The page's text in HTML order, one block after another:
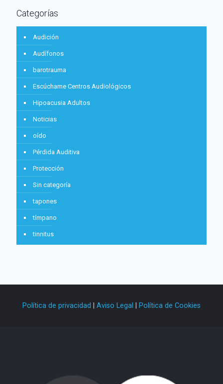
Categorías
Audición
Audífonos
barotrauma
Escúchame Centros Audiológicos
Hipoacusia Adultos
Noticias
oído
Pérdida Auditiva
Protección
Sin categoría
tapones
tímpano
tinnitus
Política de privacidad | Aviso Legal | Política de Cookies